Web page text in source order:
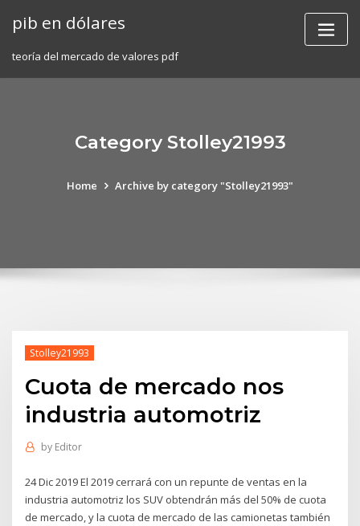
pib en dólares
teoría del mercado de valores pdf
Category Stolley21993
Home Archive by category "Stolley21993"
Stolley21993
Cuota de mercado nos
industria automotriz
by Editor
24 Dic 2019 El 2019 cerrará con un repunte de ventas en la
industria automotriz los SUV obtendrán más del 50% de cuota
de mercado, y la cuota de mercado de las camionetas también